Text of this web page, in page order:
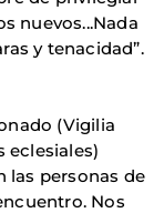
nuevos...Nada
y tenacidad”.
(Vigilia
eclesiales)
las personas de
Nos